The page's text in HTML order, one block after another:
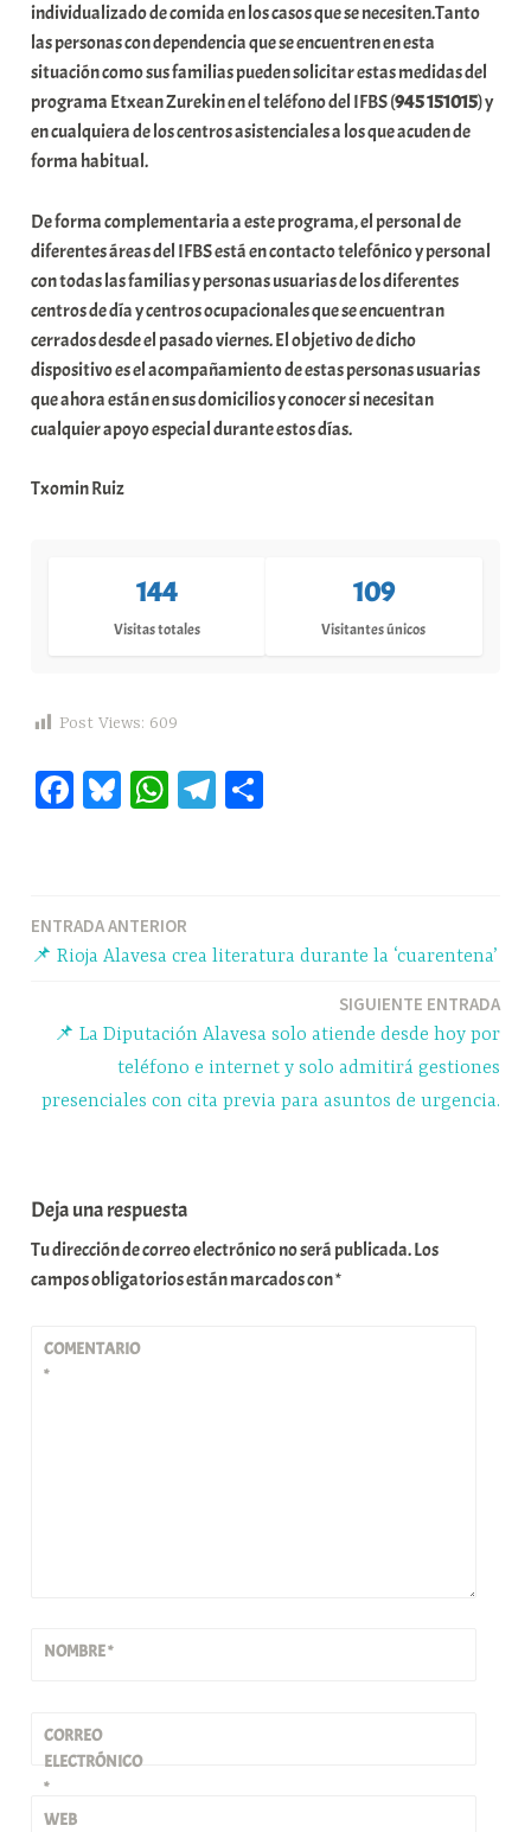
individualizado de comida en los casos que se necesiten.Tanto
las personas con dependencia que se encuentren en esta
situación como sus familias pueden solicitar estas medidas del
programa Etxean Zurekin en el teléfono del IFBS (945151015) y
en cualquiera de los centros asistenciales a los que acuden de
forma habitual.
De forma complementaria a este programa, el personal de
diferentes áreas del IFBS está en contacto telefónico y personal
con todas las familias y personas usuarias de los diferentes
centros de día y centros ocupacionales que se encuentran
cerrados desde el pasado viernes. El objetivo de dicho
dispositivo es el acompañamiento de estas personas usuarias
que ahora están en sus domicilios y conocer si necesitan
cualquier apoyo especial durante estos días.
Txomin Ruiz
144
Visitas totales
109
Visitantes únicos
Post Views: 609
Fa Bl W
pp
Te
m rti
Navegación
entradas
ENTRADA ANTERIOR
📌 Rioja Alavesa crea literatura durante la ‘cuarentena’
SIGUIENTE ENTRADA
📌 La Diputación Alavesa solo atiende desde hoy por
teléfono e internet y solo admitirá gestiones
presenciales con cita previa para asuntos de urgencia.
Deja una respuesta
Tu dirección de correo electrónico no será publicada.Los
campos obligatorios están marcados con*
COMENTARIO
*
NOMBRE*
CORREO
ELECTRÓNICO
*
WEB